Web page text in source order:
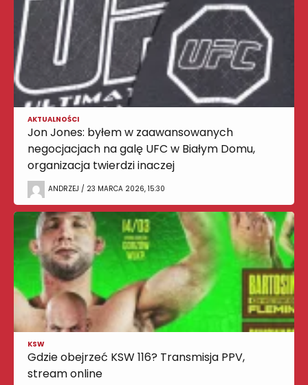
AKTUALNOŚCI
Jon Jones: byłem w zaawansowanych
negocjacjach na galę UFC w Białym Domu,
organizacja twierdzi inaczej
ANDRZEJ / 23 MARCA 2026, 15:30
KSW
Gdzie obejrzeć KSW 116? Transmisja PPV,
stream online